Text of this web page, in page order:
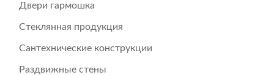
Двери гармошка
Стеклянная продукция
Сантехнические конструкции
Раздвижные стены